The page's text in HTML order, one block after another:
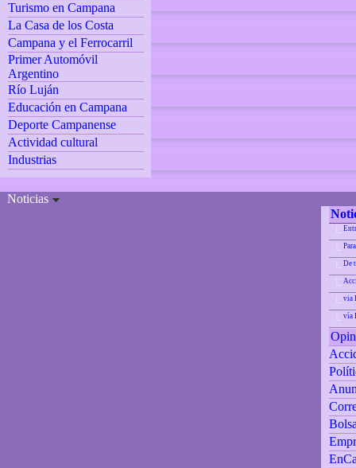
Turismo en Campana
La Casa de los Costa
Campana y el Ferrocarril
Primer Automóvil
Argentino
Río Luján
Educación en Campana
Deporte Campanense
Actividad cultural
Industrias
Noticias
De
via
vía